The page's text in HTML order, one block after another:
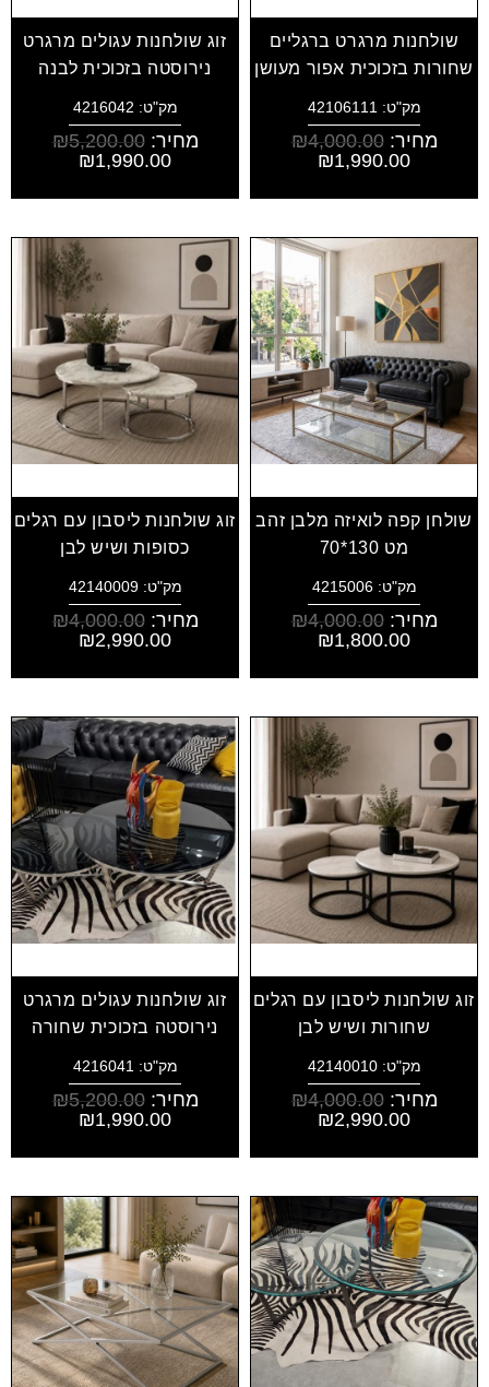
שולחנות מרגרט ברגליים
שחורות בזכוכית אפור מעושן
מק"ט: 42106111
מחיר: ₪4,000.00
₪1,990.00
זוג שולחנות עגולים מרגרט
נירוסטה בזכוכית לבנה
מק"ט: 4216042
מחיר: ₪5,200.00
₪1,990.00
שולחן קפה לואיזה מלבן זהב
מט 130*70
מק"ט: 4215006
מחיר: ₪4,000.00
₪1,800.00
זוג שולחנות ליסבון עם רגלים
כסופות ושיש לבן
מק"ט: 42140009
מחיר: ₪4,000.00
₪2,990.00
זוג שולחנות ליסבון עם רגלים
שחורות ושיש לבן
מק"ט: 42140010
מחיר: ₪4,000.00
₪2,990.00
זוג שולחנות עגולים מרגרט
נירוסטה בזכוכית שחורה
מק"ט: 4216041
מחיר: ₪5,200.00
₪1,990.00